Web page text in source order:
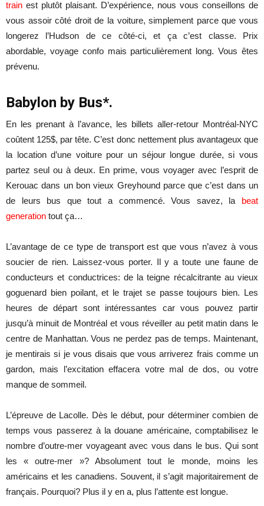
train est plutôt plaisant. D’expérience, nous vous conseillons de
vous assoir côté droit de la voiture, simplement parce que vous
longerez l’Hudson de ce côté-ci, et ça c’est classe. Prix
abordable, voyage confo mais particulièrement long. Vous êtes
prévenu.
Babylon by Bus*.
En les prenant à l’avance, les billets aller-retour Montréal-NYC
coûtent 125$, par tête. C’est donc nettement plus avantageux que
la location d’une voiture pour un séjour longue durée, si vous
partez seul ou à deux. En prime, vous voyager avec l’esprit de
Kerouac dans un bon vieux Greyhound parce que c’est dans un
de leurs bus que tout a commencé. Vous savez, la beat
generation tout ça…
L’avantage de ce type de transport est que vous n’avez à vous
soucier de rien. Laissez-vous porter. Il y a toute une faune de
conducteurs et conductrices: de la teigne récalcitrante au vieux
goguenard bien poilant, et le trajet se passe toujours bien. Les
heures de départ sont intéressantes car vous pouvez partir
jusqu’à minuit de Montréal et vous réveiller au petit matin dans le
centre de Manhattan. Vous ne perdez pas de temps. Maintenant,
je mentirais si je vous disais que vous arriverez frais comme un
gardon, mais l’excitation effacera votre mal de dos, ou votre
manque de sommeil.
L’épreuve de Lacolle. Dès le début, pour déterminer combien de
temps vous passerez à la douane américaine, comptabilisez le
nombre d’outre-mer voyageant avec vous dans le bus. Qui sont
les « outre-mer »? Absolument tout le monde, moins les
américains et les canadiens. Souvent, il s’agit majoritairement de
français. Pourquoi? Plus il y en a, plus l’attente est longue.